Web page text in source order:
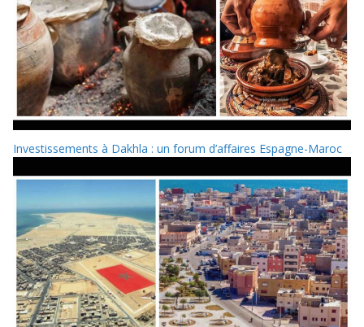
Investissements à Dakhla : un forum d’affaires Espagne-Maroc